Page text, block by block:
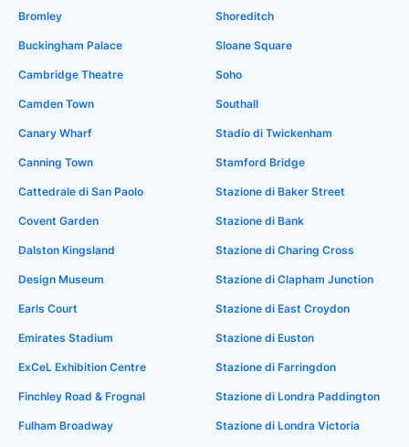
Bromley
Buckingham Palace
Cambridge Theatre
Camden Town
Canary Wharf
Canning Town
Cattedrale di San Paolo
Covent Garden
Dalston Kingsland
Design Museum
Earls Court
Emirates Stadium
ExCeL Exhibition Centre
Finchley Road & Frognal
Fulham Broadway
Shoreditch
Sloane Square
Soho
Southall
Stadio di Twickenham
Stamford Bridge
Stazione di Baker Street
Stazione di Bank
Stazione di Charing Cross
Stazione di Clapham Junction
Stazione di East Croydon
Stazione di Euston
Stazione di Farringdon
Stazione di Londra Paddington
Stazione di Londra Victoria